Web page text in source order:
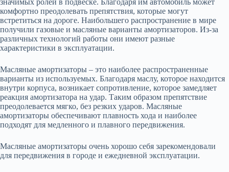
значимых ролей в подвеске. Благодаря им автомобиль может
комфортно преодолевать препятствия, которые могут
встретиться на дороге. Наибольшего распространение в мире
получили газовые и масляные варианты амортизаторов. Из-за
различных технологий работы они имеют разные
характеристики в эксплуатации.
Масляные амортизаторы – это наиболее распространенные
варианты из используемых. Благодаря маслу, которое находится
внутри корпуса, возникает сопротивление, которое замедляет
реакция амортизатора на удар. Таким образом препятствие
преодолевается мягко, без резких ударов. Масляные
амортизаторы обеспечивают плавность хода и наиболее
подходят для медленного и плавного передвижения.
Масляные амортизаторы очень хорошо себя зарекомендовали
для передвижения в городе и ежедневной эксплуатации.